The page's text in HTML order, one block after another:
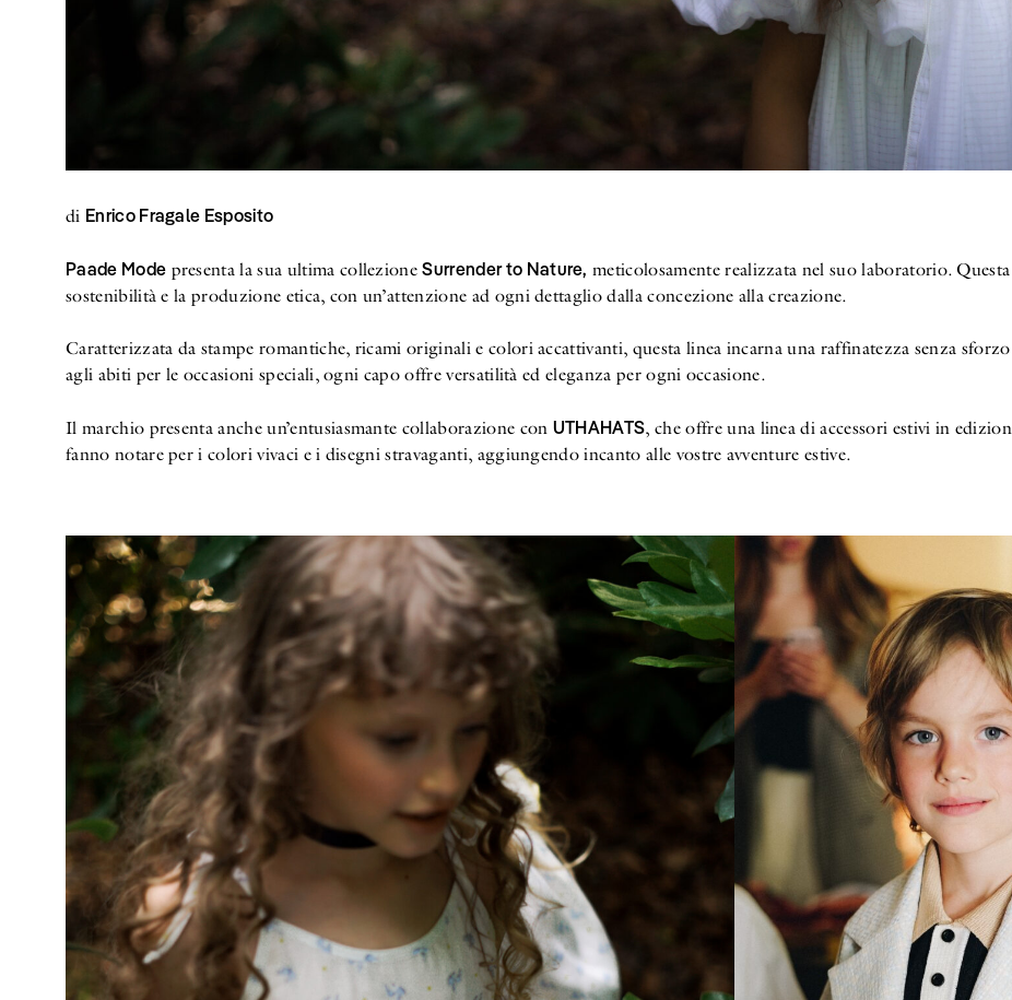
di Enrico Fragale Esposito
Paade Mode presenta la sua ultima collezioneSurrender to Nature, meticolosamente realizzata nel suo laboratorio.
sostenibilità e la produzione etica, con un’attenzione ad ogni dettaglio dalla concezione alla creazione.
Caratterizzata da stampe romantiche, ricami originali e colori accattivanti, questa linea incarna una raffinatezza senza
agli abiti per le occasioni speciali, ogni capo offre versatilità ed eleganza per ogni occasione.
Il marchio presenta anche un’entusiasmante collaborazione con UTHAHATS, che offre una linea di accessori estivi in
fanno notare per i colori vivaci e i disegni stravaganti, aggiungendo incanto alle vostre avventure estive.